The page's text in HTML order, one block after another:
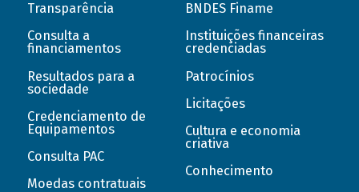
Transparência
Consulta a
financiamentos
Resultados para a
sociedade
Credenciamento de
Equipamentos
Consulta PAC
Moedas contratuais
BNDES Finame
Instituições financeiras
credenciadas
Patrocínios
Licitações
Cultura e economia
criativa
Conhecimento